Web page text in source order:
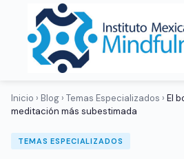
Inicio › Blog › Temas Especializados › El
meditación más subestimada
TEMAS ESPECIALIZADOS